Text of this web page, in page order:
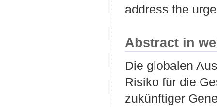
address the
Abstract in
Die globalen
Risiko für die
zukünftiger